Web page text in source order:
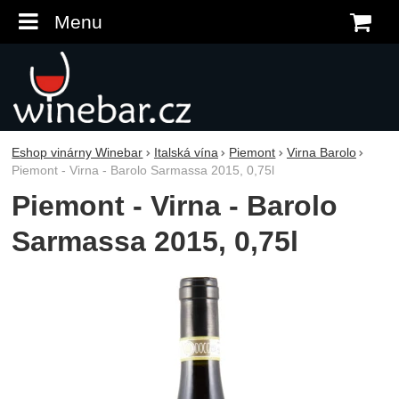
Menu
Eshop vinárny Winebar Italská vína Piemont
Virna Barolo
Piemont - Virna - Barolo Sarmassa 2015, 0,75l
Piemont - Virna - Barolo
Sarmassa 2015, 0,75l